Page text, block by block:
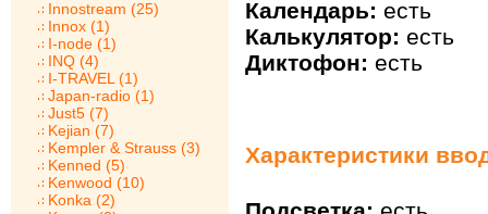
Innostream (25)
Innox (1)
I-node (1)
INQ (4)
I-TRAVEL (1)
Japan-radio (1)
Just5 (7)
Kejian (7)
Kempler & Strauss (3)
Kenned (5)
Kenwood (10)
Konka (2)
Календарь: есть
Калькулятор: есть
Диктофон: есть
Характеристики